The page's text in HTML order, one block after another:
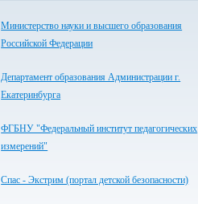
Министерство науки и высшего образования
Российской Федерации
Департамент образования Администрации г.
Екатеринбурга
ФГБНУ "Федеральный институт педагогических
измерений"
Спас - Экстрим (портал детской безопасности)